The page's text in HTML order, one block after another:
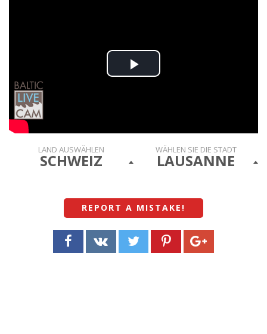
Play
LAND AUSWÄHLEN
SCHWEIZ
WÄHLEN SIE DIE STADT
LAUSANNE
REPORT A MISTAKE !